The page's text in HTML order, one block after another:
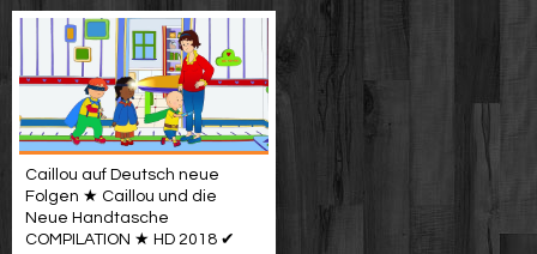
Caillou auf Deutsch neue
Folgen ★ Caillou und die
Neue Handtasche
COMPILATION ★ HD 2018 ✔